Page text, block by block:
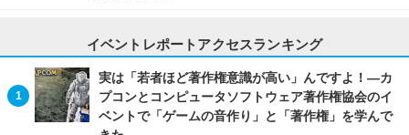
イベントレポートアクセスランキング
実は「若者ほど著作権意識が高い」んですよ！―カ
プコンとコンピュータソフトウェア著作権協会のイ
ベントで「ゲームの音作り」と「著作権」を学んで